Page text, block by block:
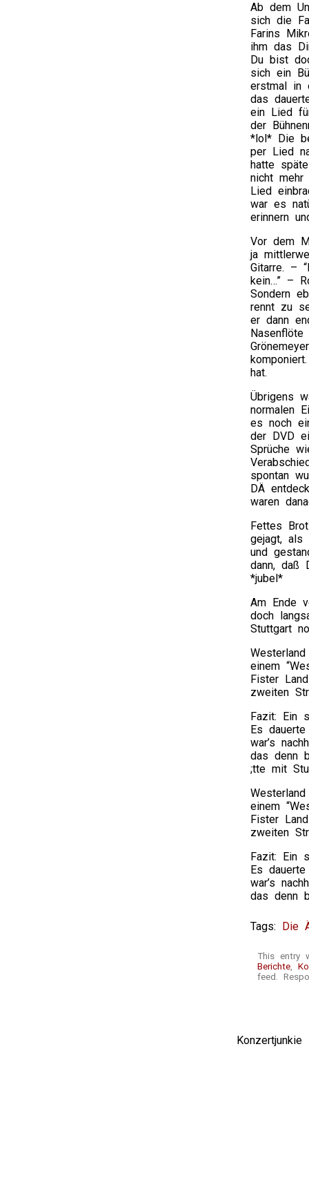
Ab dem
sich die
Farins
ihm das
Du bist
sich ein
erstmal in
das
ein Lied
der
*lol* Die
per Lied
hatte
nicht
Lied
war es
erinnern
Vor dem
ja
Gitarre. –
kein…” –
Sondern
rennt zu
er dann
Nasenflöte
hat.
Übrigens
normalen
es noch
der DVD
Sprüche
spontan
DÄ
waren
Fettes
gejagt, als
und
dann, daß
*jubel*
Am Ende
doch
Stuttgart
einem
Fister
zweiten
Fazit: Ein
Es
war’s
das denn
;tte mit
einem
Fister
zweiten
Fazit: Ein
Es
war’s
das denn
Tags: Die
This entry
Berichte,
feed.